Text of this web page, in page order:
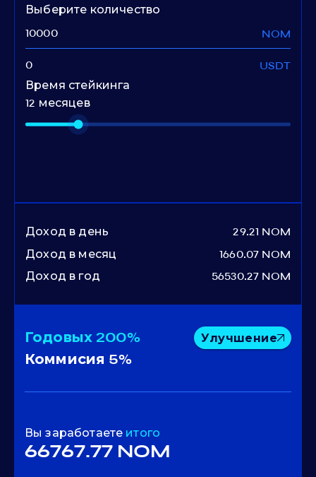
Выберите количество
NOM
USDT
Время стейкинга
12 месяцев
Доход в день
29.21 NOM
Доход в месяц
1660.07 NOM
Доход в год
56530.27 NOM
Годовых 200% Улучшение
Коммисия 5%
Вы заработаете итого
66767.77 NOM